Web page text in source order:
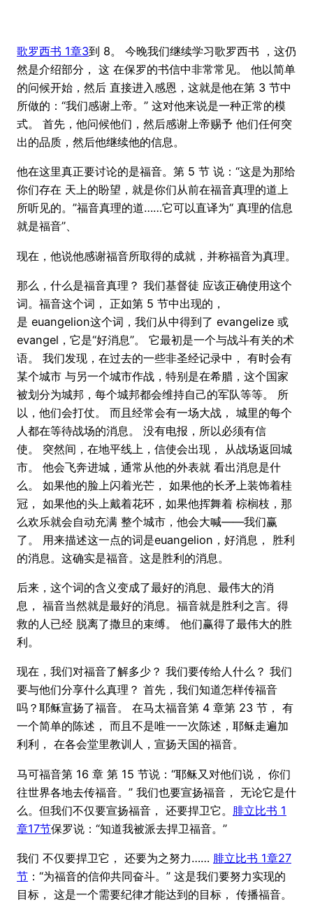
歌罗西书 1章3到 8。 今晚我们继续学习歌罗西书 ，这仍
然是介绍部分， 这 在保罗的书信中非常常见。 他以简单
的问候开始，然后 直接进入感恩，这就是他在第 3 节中
所做的：“我们感谢上帝。” 这对他来说是一种正常的模
式。 首先，他问候他们，然后感谢上帝赐予 他们任何突
出的品质，然后他继续他的信息。
他在这里真正要讨论的是福音。第 5 节 说：“这是为那给
你们存在 天上的盼望，就是你们从前在福音真理的道上
所听见的。”福音真理的道……它可以直译为“ 真理的信息
就是福音”、
现在，他说他感谢福音所取得的成就，并称福音为真理。
那么，什么是福音真理？ 我们基督徒 应该正确使用这个
词。福音这个词， 正如第 5 节中出现的，
是 euangelion这个词，我们从中得到了 evangelize 或
evangel，它是“好消息”。 它最初是一个与战斗有关的术
语。 我们发现，在过去的一些非圣经记录中， 有时会有
某个城市 与另一个城市作战，特别是在希腊，这个国家
被划分为城邦，每个城邦都会维持自己的军队等等。 所
以，他们会打仗。 而且经常会有一场大战， 城里的每个
人都在等待战场的消息。 没有电报，所以必须有信
使。 突然间，在地平线上，信使会出现， 从战场返回城
市。 他会飞奔进城，通常从他的外表就 看出消息是什
么。 如果他的脸上闪着光芒， 如果他的长矛上装饰着桂
冠， 如果他的头上戴着花环，如果他挥舞着 棕榈枝，那
么欢乐就会自动充满 整个城市，他会大喊——我们赢
了。 用来描述这一点的词是euangelion，好消息， 胜利
的消息。这确实是福音。这是胜利的消息。
后来，这个词的含义变成了最好的消息、最伟大的消
息， 福音当然就是最好的消息。福音就是胜利之言。得
救的人已经 脱离了撒旦的束缚。 他们赢得了最伟大的胜
利。
现在，我们对福音了解多少？ 我们要传给人什么？ 我们
要与他们分享什么真理？ 首先，我们知道怎样传福音
吗？耶稣宣扬了福音。 在马太福音第 4 章第 23 节， 有
一个简单的陈述， 而且不是唯一一次陈述，耶稣走遍加
利利， 在各会堂里教训人，宣扬天国的福音。
马可福音第 16 章 第 15 节说：“耶稣又对他们说， 你们
往世界各地去传福音。” 我们也要宣扬福音， 无论它是什
么。但我们不仅要宣扬福音， 还要捍卫它。 腓立比书 1
章17节保罗说：“知道我被派去捍卫福音。”
我们 不仅要捍卫它， 还要为之努力…… 腓立比书 1章27
节 ：“为福音的信仰共同奋斗。” 这是我们要努力实现的
目标， 这是一个需要纪律才能达到的目标， 传播福音。